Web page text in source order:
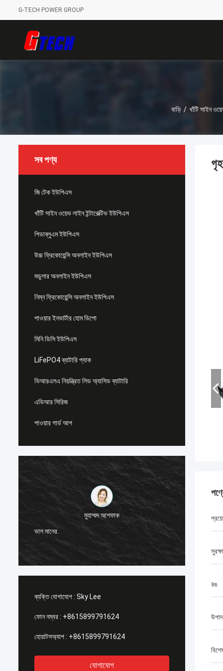
G-TECH POWER GROUP
বাড়ি / খাঁটি সাইন
সব পণ্য
জি টেক ইউপিএস
খাঁটি সাইন ওয়েভ লাইন ইন্টারেক্টিভ ইউপিএস
পিডাব্লুএম ইউপিএস
উচ্চ ফ্রিকোয়েন্সি অনলাইন ইউপিএস
মডুলার অনলাইন ইউপিএস
নিম্ন ফ্রিকোয়েন্সি অনলাইন ইউপিএস
পাওয়ার ইনভার্টার হোম ডিপো
মিনি ডিসি ইউপিএস
LiFePO4 ব্যাটারি প্যাক
ভিআরএলএ নিয়ন্ত্রিত লিড অ্যাসিড ব্যাটারি
এভিআর সিরিজ
পাওয়ার গার্ড আপ
মুহাম্মদ আশফাক
ভাল মানের.
ব্যক্তি যোগাযোগ : Sky Lee
ফোন নম্বর : +8615899791624
হোয়াটসঅ্যাপ : +8615899791624
যোগাযোগ
সুরক্ষা
রঙ